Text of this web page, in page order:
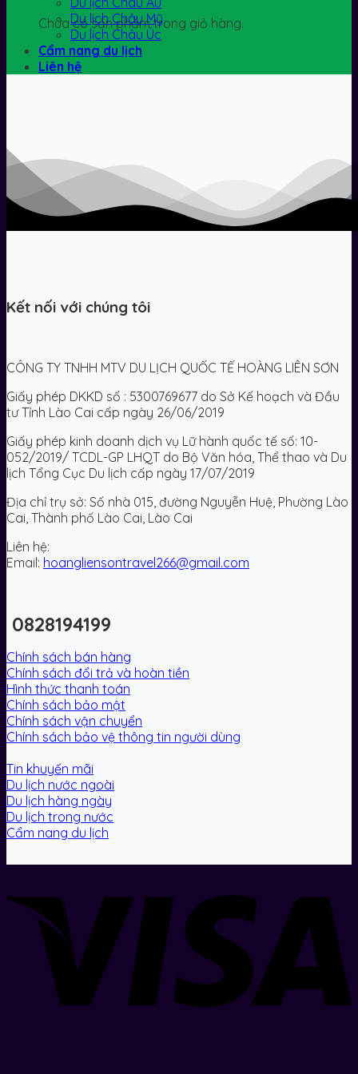
Chưa có sản phẩm trong giỏ hàng.
Du lịch Châu Mỹ
Du lịch Châu Úc
Cẩm nang du lịch
Liên hệ
Kết nối với chúng tôi
CÔNG TY TNHH MTV DU LỊCH QUỐC TẾ HOÀNG LIÊN SƠN
Giấy phép DKKD số : 5300769677 do Sở Kế hoạch và Đầu
tư Tỉnh Lào Cai cấp ngày 26/06/2019
Giấy phép kinh doanh dịch vụ Lữ hành quốc tế số: 10-
052/2019/ TCDL-GP LHQT do Bộ Văn hóa, Thể thao và Du
lịch Tổng Cục Du lịch cấp ngày 17/07/2019
Địa chỉ trụ sở: Số nhà 015, đường Nguyễn Huệ, Phường Lào
Cai, Thành phố Lào Cai, Lào Cai
Liên hệ:
Email: hoangliensontravel266@gmail.com
0828194199
Chính sách bán hàng
Chính sách đổi trả và hoàn tiền
Hình thức thanh toán
Chính sách bảo mật
Chính sách vận chuyển
Chính sách bảo vệ thông tin người dùng
Tin khuyến mãi
Du lịch nước ngoài
Du lịch hàng ngày
Du lịch trong nước
Cẩm nang du lịch